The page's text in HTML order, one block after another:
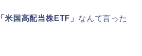
「米国高配当株ETF」 なんて言った